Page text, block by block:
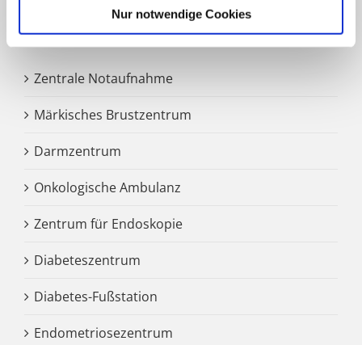
Nur notwendige Cookies
SCHWERPUNKTE
Zentrale Notaufnahme
Märkisches Brustzentrum
Darmzentrum
Onkologische Ambulanz
Zentrum für Endoskopie
Diabeteszentrum
Diabetes-Fußstation
Endometriosezentrum